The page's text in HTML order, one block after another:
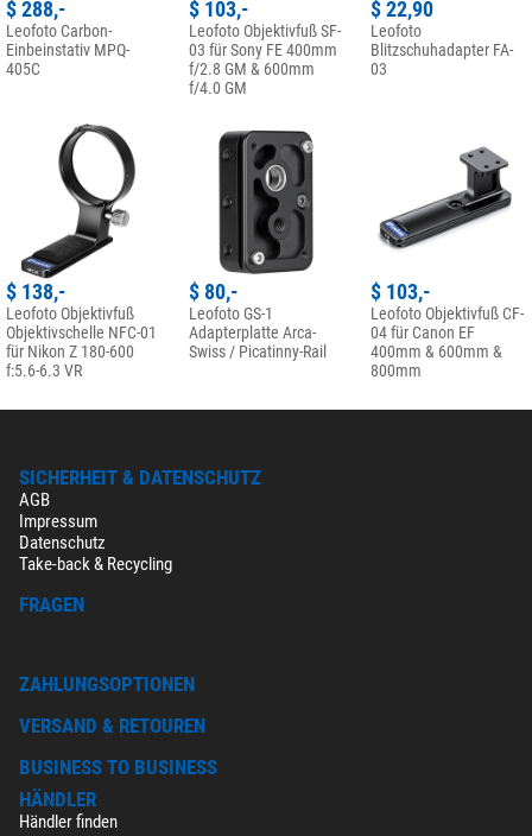
$ 288,-
Leofoto Carbon-
Einbeinstativ MPQ-
405C
$ 103,-
Leofoto Objektivfuß SF-
03 für Sony FE 400mm
f/2.8 GM & 600mm
f/4.0 GM
$ 22,90
Leofoto
Blitzschuhadapter FA-
03
$ 138,-
Leofoto Objektivfuß
Objektivschelle NFC-01
für Nikon Z 180-600
f:5.6-6.3 VR
$ 80,-
Leofoto GS-1
Adapterplatte Arca-
Swiss / Picatinny-Rail
$ 103,-
Leofoto Objektivfuß CF-
04 für Canon EF
400mm & 600mm &
800mm
SICHERHEIT & DATENSCHUTZ
AGB
Impressum
Datenschutz
Take-back & Recycling
FRAGEN
ZAHLUNGSOPTIONEN
VERSAND & RETOUREN
BUSINESS TO BUSINESS
HÄNDLER
Händler finden